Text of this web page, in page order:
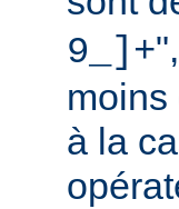
9_]+
à la